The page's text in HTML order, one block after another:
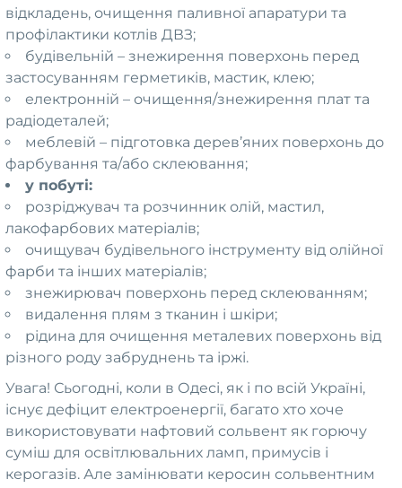
відкладень, очищення паливної апаратури та
профілактики котлів ДВЗ;
будівельній – знежирення поверхонь перед
застосуванням герметиків, мастик, клею;
електронній – очищення/знежирення плат та
радіодеталей;
меблевій – підготовка дерев’яних поверхонь до
фарбування та/або склеювання;
у побуті:
розріджувач та розчинник олій, мастил,
лакофарбових матеріалів;
очищувач будівельного інструменту від олійної
фарби та інших матеріалів;
знежирювач поверхонь перед склеюванням;
видалення плям з тканин і шкіри;
рідина для очищення металевих поверхонь від
різного роду забруднень та іржі.
Увага! Сьогодні, коли в Одесі, як і по всій Україні,
існує дефіцит електроенергії, багато хто хоче
використовувати нафтовий сольвент як горючу
суміш для освітлювальних ламп, примусів і
керогазів. Але замінювати керосин сольвентним